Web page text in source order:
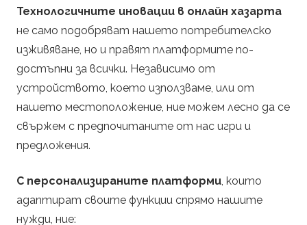
Технологичните иновации в онлайн хазарта
не само подобряват нашето потребителско
изживяване, но и правят платформите по-
достъпни за всички. Независимо от
устройството, което използваме, или от
нашето местоположение, ние можем лесно да се
свържем с предпочитаните от нас игри и
предложения.
С персонализираните платформи, които
адаптират своите функции спрямо нашите
нужди, ние: